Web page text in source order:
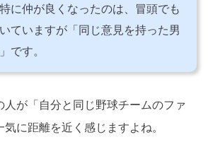
に仲が良くなったのは、冒頭でも
ていますが「同じ意見を持った男
です。
人が「自分と同じ野球チームのファ
に距離を近く感じますよね。